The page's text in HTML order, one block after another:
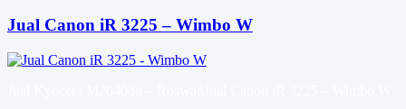
Jual Canon iR 3225 – Wimbo W